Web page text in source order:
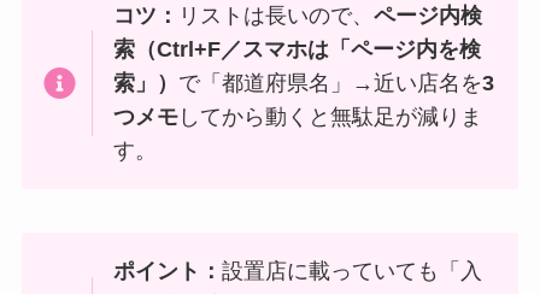
コツ： リストは長いので、ページ内検
索（Ctrl+F／スマホは「ページ内を検
索」） で「都道府県名」→近い店名を3
つメモ してから動くと無駄足が減りま
す。
ポイント：設置店に載っていても「入